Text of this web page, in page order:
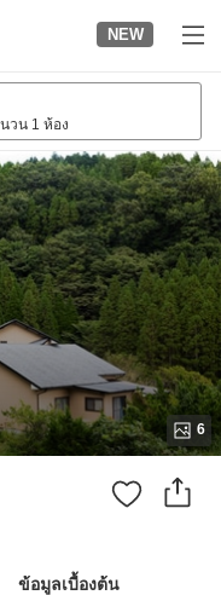
NEW
วน 1 ห้อง
6
ข้อมูลเบื้องต้น